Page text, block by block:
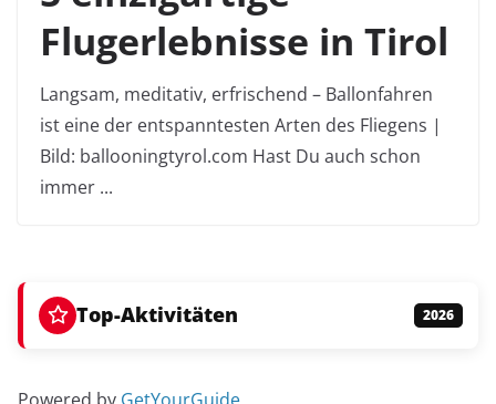
Flugerlebnisse in Tirol
Langsam, meditativ, erfrischend – Ballonfahren
ist eine der entspanntesten Arten des Fliegens |
Bild: ballooningtyrol.com Hast Du auch schon
immer ...
Top-Aktivitäten 2026